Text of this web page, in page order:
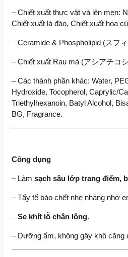
– Chiết xuất thực vật và lên men:
Chiết xuất lá đào, Chiết xuất hoa
– Ceramide & Phospholipid (スフ
– Chiết xuất Rau má (アシアチコ
– Các thành phần khác: Water,
Hydroxide, Tocopherol, Caprylic/
Triethylhexanoin, Batyl Alcohol,
BG, Fragrance.
Công dụng
– Làm sạch sâu lớp trang điểm,
– Tẩy tế bào chết nhẹ nhàng nhờ
– Se khít lỗ chân lông.
– Dưỡng ẩm, không gây khô căng